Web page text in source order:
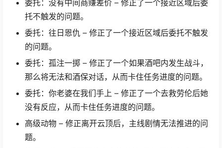
委托：没有中间商赚差价 – 修正了一个接近区域后委
托不触发的问题。
委托：往日恩仇 – 修正了一个接近区域后委托不触发
的问题。
委托：孤注一掷 – 修正了一个如果酒吧内发生战斗，
那么将无法和酒保对话，从而卡住任务进度的问题。
委托：你老婆在我们手上 – 修正了一个去救劳伦后她
没有反应，从而卡住任务进度的问题。
高级动物 – 修正离开云顶后，主线剧情无法推进的问
题。